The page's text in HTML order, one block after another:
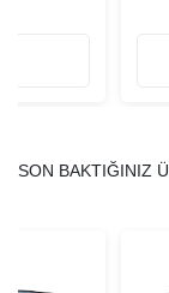
SON BAKTIĞINIZ